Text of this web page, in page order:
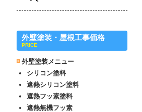
外壁塗装・屋根工事価格
PRICE
外壁塗装メニュー
シリコン塗料
遮熱シリコン塗料
遮熱フッ素塗料
遮熱無機フッ素